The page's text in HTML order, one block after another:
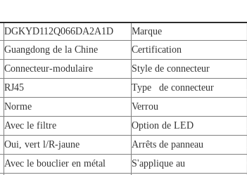
DGKYD112Q066DA2A1D Marque
Guangdong de la Chine Certification
Connecteur-modulaire Style de connecteur
RJ45 Type de connecteur
Norme Verrou
Avec le filtre Option de LED
Oui, vert l/R-jaune Arrêts de panneau
Avec le bouclier en métal S'applique au